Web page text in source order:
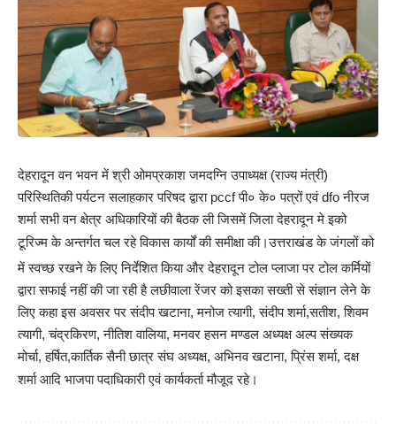
देहरादून वन भवन में श्री ओमप्रकाश जमदग्नि उपाध्यक्ष (राज्य मंत्री)
परिस्थितिकी पर्यटन सलाहकार परिषद द्वारा pccf पी० के० पत्रों एवं dfo नीरज
शर्मा सभी वन क्षेत्र अधिकारियों की बैठक ली जिसमें जिला देहरादून मे इको
टूरिज्म के अन्तर्गत चल रहे विकास कार्यों की समीक्षा की।उत्तराखंड के जंगलों को
में स्वच्छ रखने के लिए निर्देशित किया और देहरादून टोल प्लाजा पर टोल कर्मियों
द्वारा सफाई नहीं की जा रही है लछीवाला रेंजर को इसका सख्ती से संज्ञान लेने के
लिए कहा इस अवसर पर संदीप खटाना, मनोज त्यागी, संदीप शर्मा,सतीश, शिवम
त्यागी, चंद्रकिरण, नीतिश वालिया, मनवर हसन मण्डल अध्यक्ष अल्प संख्यक
मोर्चा, हर्षित,कार्तिक सैनी छात्र संघ अध्यक्ष, अभिनव खटाना, प्रिंस शर्मा, दक्ष
शर्मा आदि भाजपा पदाधिकारी एवं कार्यकर्ता मौजूद रहे।